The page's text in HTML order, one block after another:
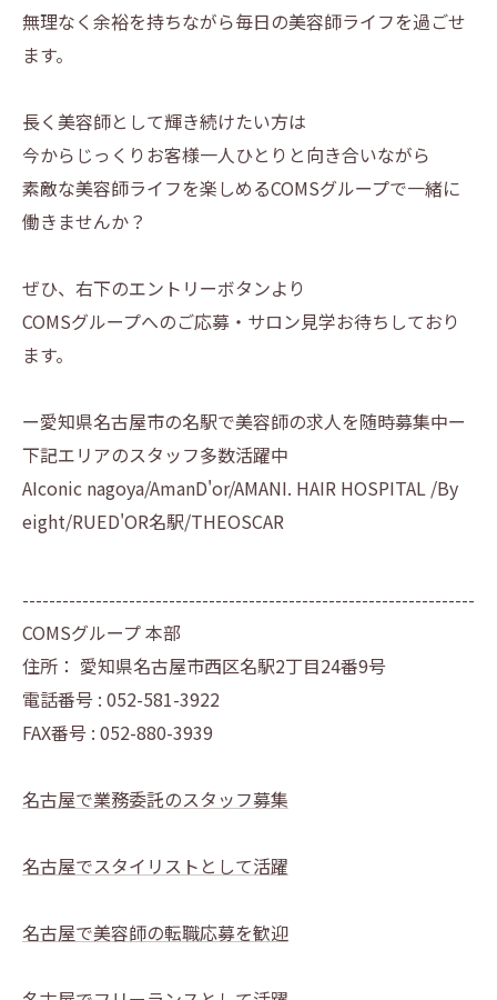
無理なく余裕を持ちながら毎日の美容師ライフを過ごせ
ます。
長く美容師として輝き続けたい方は
今からじっくりお客様一人ひとりと向き合いながら
素敵な美容師ライフを楽しめるCOMSグループで一緒に
働きませんか？
ぜひ、右下のエントリーボタンより
COMSグループへのご応募・サロン見学お待ちしており
ます。
ー愛知県名古屋市の名駅で美容師の求人を随時募集中ー
下記エリアのスタッフ多数活躍中
AIconic nagoya/AmanD'or/AMANI. HAIR HOSPITAL /By
eight/RUED'OR名駅/THEOSCAR
--------------------------------------------------------------------
COMSグループ 本部
住所： 愛知県名古屋市西区名駅2丁目24番9号
電話番号 : 052-581-3922
FAX番号 : 052-880-3939
名古屋で業務委託のスタッフ募集
名古屋でスタイリストとして活躍
名古屋で美容師の転職応募を歓迎